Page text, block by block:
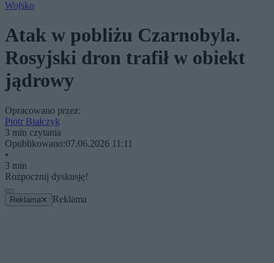
Wojsko
Atak w pobliżu Czarnobyla.
Rosyjski dron trafił w obiekt
jądrowy
Opracowano przez:
Piotr Białczyk
3 min czytania
Opublikowano:07.06.2026 11:11
•
3 min
Rozpocznij dyskusję!
Reklama ✕ Reklama